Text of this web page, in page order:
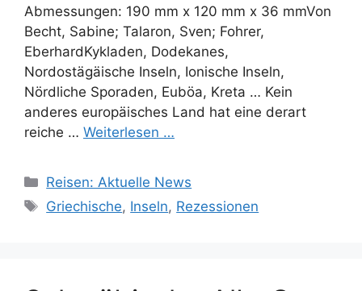
Abmessungen: 190 mm x 120 mm x 36 mmVon
Becht, Sabine; Talaron, Sven; Fohrer,
EberhardKykladen, Dodekanes,
Nordostägäische Inseln, Ionische Inseln,
Nördliche Sporaden, Euböa, Kreta … Kein
anderes europäisches Land hat eine derart
reiche … Weiterlesen …
Kategorien
Reisen: Aktuelle News
Schlagwörter
Griechische, Inseln, Rezessionen